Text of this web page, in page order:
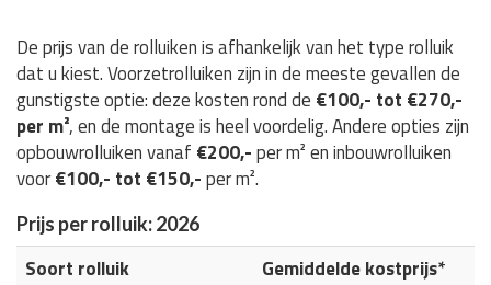
De prijs van de rolluiken is afhankelijk van het type rolluik
dat u kiest. Voorzetrolluiken zijn in de meeste gevallen de
gunstigste optie: deze kosten rond de €100,- tot €270,-
per m², en de montage is heel voordelig. Andere opties zijn
opbouwrolluiken vanaf €200,-per m² en inbouwrolluiken
voor€100,- tot €150,-per m².
Prijs per rolluik: 2026
Soort rolluik
Gemiddelde kostprijs*